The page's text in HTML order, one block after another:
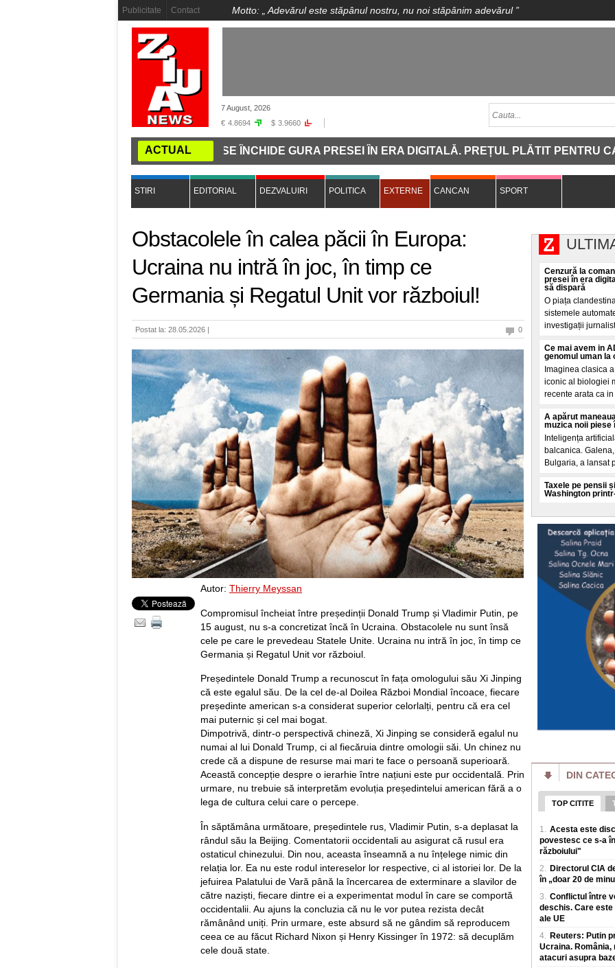
Publicitate Contact Motto: „ Adevărul este stăpânul nostru, nu noi stăpânim adevărul”
7 August, 2026
€ 4.8694 $ 3.9660
ACTUAL
COMANDĂ PE INTERNET: CUM SE ÎNCHIDE GURA PRESEI ÎN ERA DIGITALĂ. PREȚUL PLĂTIT PENTRU CA O
STIRI EDITORIAL DEZVALUIRI POLITICA EXTERNE CANCAN SPORT
Obstacolele în calea păcii în Europa:
Ucraina nu intră în joc, în timp ce
Germania și Regatul Unit vor războiul!
Postat la: 28.05.2026 | 0
Autor: Thierry Meyssan
Compromisul încheiat între președinții Donald Trump și Vladimir Putin, pe
15 august, nu s-a concretizat încă în Ucraina. Obstacolele nu sunt însă
cele pe care le prevedeau Statele Unite. Ucraina nu intră în joc, în timp ce
Germania și Regatul Unit vor războiul.
Președintele Donald Trump a recunoscut în fața omologului său Xi Jinping
că este egalul său. De la cel de-al Doilea Război Mondial încoace, fiecare
președinte american s-a considerat superior celorlalți, pentru că era cel
mai puternic și cel mai bogat.
Dimpotrivă, dintr-o perspectivă chineză, Xi Jinping se consideră egalul nu
numai al lui Donald Trump, ci al fiecăruia dintre omologii săi. Un chinez nu
crede că a dispune de resurse mai mari te face o persoană superioară.
Această concepție despre o ierarhie între națiuni este pur occidentală. Prin
urmare, nu trebuie să interpretăm evoluția președintelui american fără a o
lega de cultura celui care o percepe.
În săptămâna următoare, președintele rus, Vladimir Putin, s-a deplasat la
rândul său la Beijing. Comentatorii occidentali au asigurat că rusul era
ostaticul chinezului. Din nou, aceasta înseamnă a nu înțelege nimic din
relația lor. Ea nu este rodul intereselor lor respective, ci al istoriei lor. De la
jefuirea Palatului de Vară până la încercarea de exterminare a slavilor de
către naziști, fiecare dintre ei a experimentat modul în care se comportă
occidentalii. Au ajuns la concluzia că nu le vor putea rezista decât
rămânând uniți. Prin urmare, este absurd să ne gândim să reproducem
ceea ce au făcut Richard Nixon și Henry Kissinger în 1972: să decuplăm
cele două state.
Cenzură la
presei în era
să dispară
O piața
sistemele
investigații
Ce mai avem in
genomul uman la
Imaginea clasica
iconic al biologiei
recente arata ca
A apărut
muzica noii piese
Inteligența
balcanica.
Bulgaria, a lansat
Taxele pe pensii
Washington
aprilie prin
condiționeaza
O teorie
spatele valului de
Mai multe cercuri
promoveaza o
și analizate de El
Locurile interzise
„Grănicerii au
Dunarea a
pe țarm, in zona
devreme, aceste
Cum
bruia Starlink.
Rusia a prezentat
Prețul energiei
estimat la 5.9%
Prima saptamana
iulie unitatea 1 a
Amenzi pentru
drumului. Unde
producerii unor
Polițiștii rutieri au
fructe sau celor
de sezon, dupa ce
DIN
TOP CITITE
1. Acesta este
povestesc ce s-a
războiului"
2. Directorul CIA
în „doar 20 de
3. Conflictul între
deschis. Care
ale UE
4. Reuters: Putin
Ucraina.
atacuri asupra